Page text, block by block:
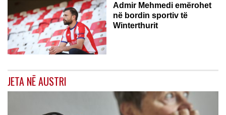
Admir Mehmedi emërohet
në bordin sportiv të
Winterthurit
JETA NË AUSTRI